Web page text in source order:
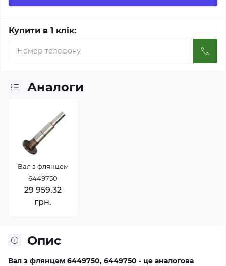
Купити в 1 клік:
Опис
Вал з флянцем 6449750, 6449750 - це аналогова
Аналоги
Вал з флянцем
6449750
29 959.32
грн.